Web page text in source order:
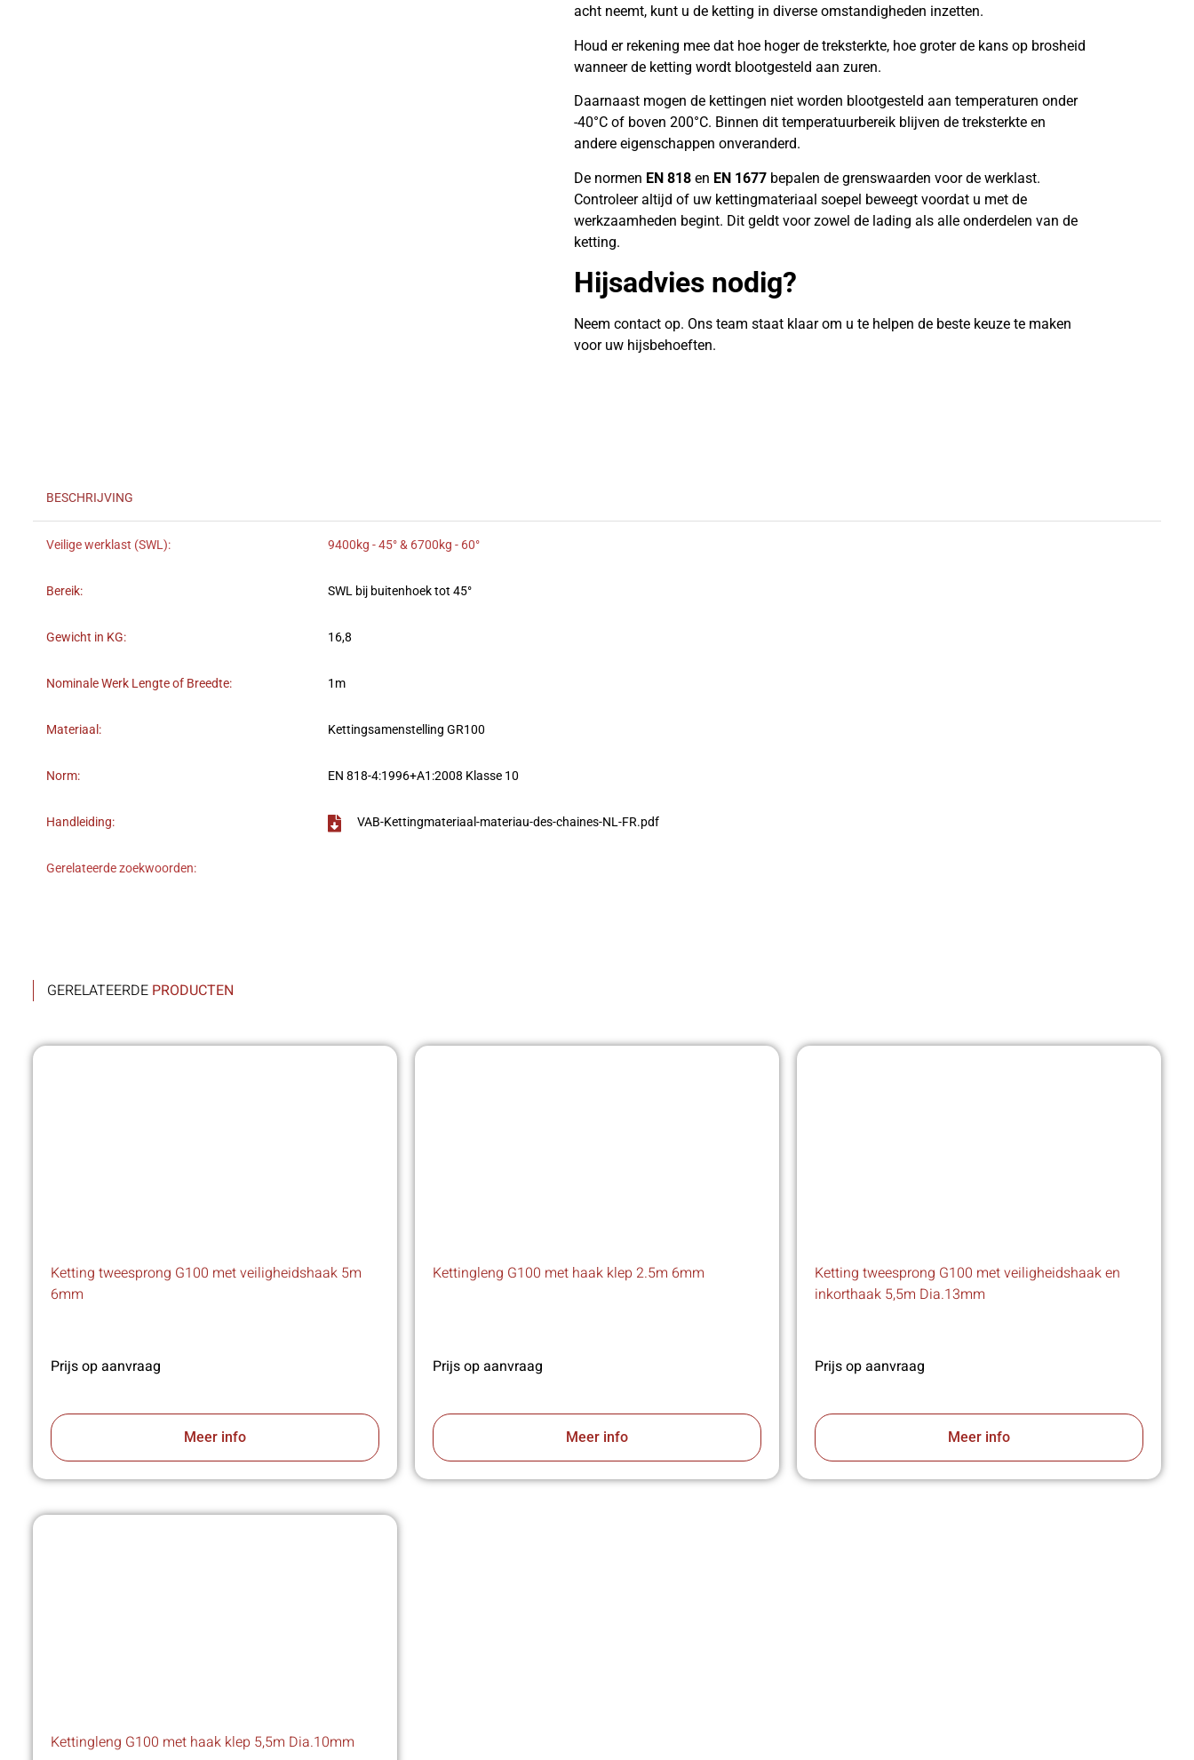
acht neemt, kunt u de ketting in diverse omstandigheden inzetten.
Houd er rekening mee dat hoe hoger de treksterkte, hoe groter de kans op brosheid
wanneer de ketting wordt blootgesteld aan zuren.
Daarnaast mogen de kettingen niet worden blootgesteld aan temperaturen onder
-40°C of boven 200°C. Binnen dit temperatuurbereik blijven de treksterkte en
andere eigenschappen onveranderd.
De normen EN 818 en EN 1677 bepalen de grenswaarden voor de werklast.
Controleer altijd of uw kettingmateriaal soepel beweegt voordat u met de
werkzaamheden begint. Dit geldt voor zowel de lading als alle onderdelen van de
ketting.
Hijsadvies nodig?
Neem contact op. Ons team staat klaar om u te helpen de beste keuze te maken
voor uw hijsbehoeften.
BESCHRIJVING
Veilige werklast (SWL): 9400kg - 45° & 6700kg - 60°
Bereik: SWL bij buitenhoek tot 45°
Gewicht in KG: 16,8
Nominale Werk Lengte of Breedte: 1m
Materiaal: Kettingsamenstelling GR100
Norm: EN 818-4:1996+A1:2008 Klasse 10
Handleiding: VAB-Kettingmateriaal-materiau-des-chaines-NL-FR.pdf
Gerelateerde zoekwoorden:
GERELATEERDE PRODUCTEN
Ketting tweesprong G100 met veiligheidshaak 5m
6mm
Prijs op aanvraag
Meer info
Kettingleng G100 met haak klep 2.5m 6mm
Prijs op aanvraag
Meer info
Ketting tweesprong G100 met veiligheidshaak en
inkorthaak 5,5m Dia.13mm
Prijs op aanvraag
Meer info
Kettingleng G100 met haak klep 5,5m Dia.10mm